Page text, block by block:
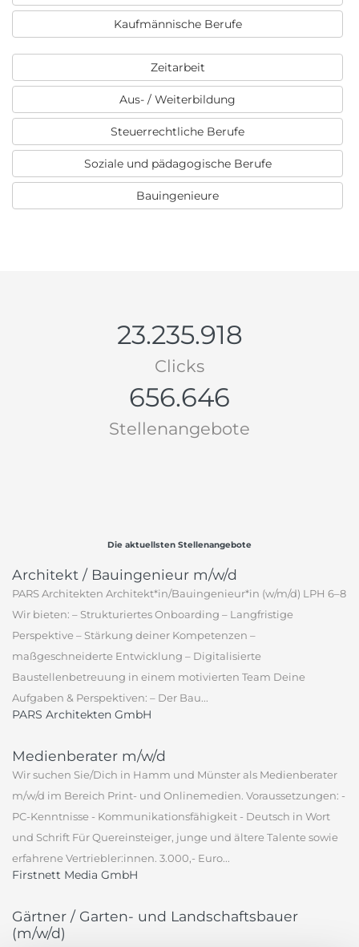
Kaufmännische Berufe
Zeitarbeit
Aus- / Weiterbildung
Steuerrechtliche Berufe
Soziale und pädagogische Berufe
Bauingenieure
23.235.918
Clicks
656.646
Stellenangebote
Die aktuellsten Stellenangebote
Architekt / Bauingenieur m/w/d
PARS Architekten Architekt*in/Bauingenieur*in (w/m/d) LPH 6–8
Wir bieten: – Strukturiertes Onboarding – Langfristige
Perspektive – Stärkung deiner Kompetenzen –
maßgeschneiderte Entwicklung – Digitalisierte
Baustellenbetreuung in einem motivierten Team Deine
Aufgaben & Perspektiven: – Der Bau...
PARS Architekten GmbH
Medienberater m/w/d
Wir suchen Sie/Dich in Hamm und Münster als Medienberater
m/w/d im Bereich Print- und Onlinemedien. Voraussetzungen: -
PC-Kenntnisse - Kommunikationsfähigkeit - Deutsch in Wort
und Schrift Für Quereinsteiger, junge und ältere Talente sowie
erfahrene Vertriebler:innen. 3.000,- Euro...
Firstnett Media GmbH
Gärtner / Garten- und Landschaftsbauer
(m/w/d)